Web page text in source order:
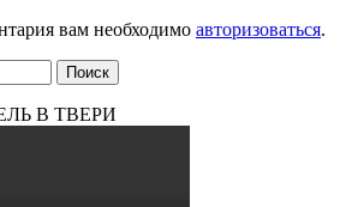
вам необходимо авторизоваться.
В ТВЕРИ